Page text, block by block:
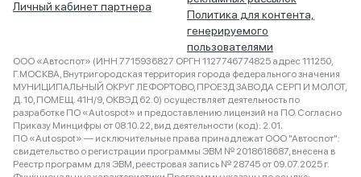
Личный кабинет партнера
Политика для контента,
генерируемого
пользователями
ООО «Автоспот» (ИНН 7715936827 ОРГН 1127746774825 адрес 111250,
Г.МОСКВА, Внутригородская территория города федерального значения
МУНИЦИПАЛЬНЫЙ ОКРУГ ЛЕФОРТОВО, ПРОЕЗД ЗАВОДА СЕРП И МОЛОТ,
Д. 10, ПОМЕЩ. 41Н/9, ОКВЭД 62.0) осуществляет деятельность по
разработке ПО «Autospot» и предоставлению лицензий на ПО. Согласно
Приказу Минцифры от 08.10.22, вид деятельности (код): 2.01.
ПО «Autospot» — исключительные права принадлежат ООО "Автоспот":
свидетельство о регистрации программы ЭВМ № 2018618687, внесена в
Реестр программ для ЭВМ, реестровая запись № 28745 от 09.07.2025 г.